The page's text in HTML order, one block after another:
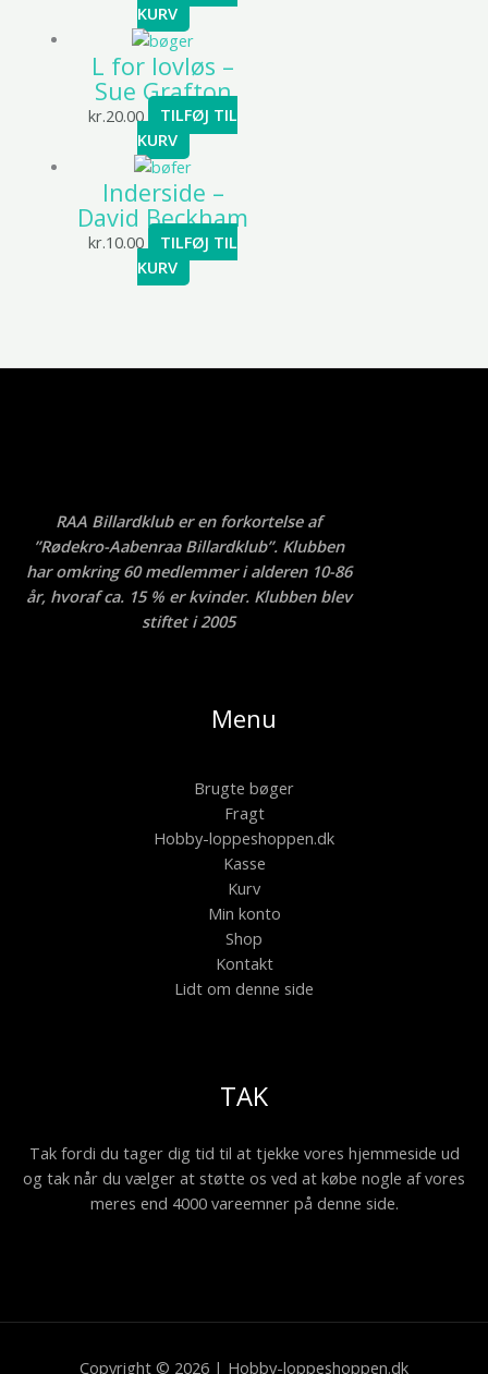
KURV
L for lovløs –
Sue Grafton
kr.20.00
TILFØJ TIL
KURV
Inderside –
David Beckham
kr.10.00
TILFØJ TIL
KURV
RAA Billardklub er en forkortelse af
”Rødekro-Aabenraa Billardklub”. Klubben
har omkring 60 medlemmer i alderen 10-86
år, hvoraf ca. 15 % er kvinder. Klubben blev
stiftet i 2005
Menu
Brugte bøger
Fragt
Hobby-loppeshoppen.dk
Kasse
Kurv
Min konto
Shop
Kontakt
Lidt om denne side
TAK
Tak fordi du tager dig tid til at tjekke vores hjemmeside ud
og tak når du vælger at støtte os ved at købe nogle af vores
meres end 4000 vareemner på denne side.
Copyright © 2026 | Hobby-loppeshoppen.dk